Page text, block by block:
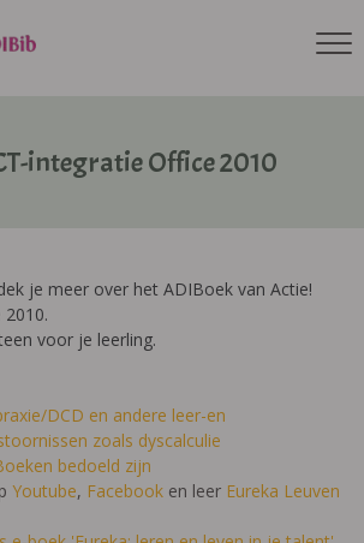
integratie Office 2010
je meer over het ADIBoek van Actie!
voor je leerling.
DCD en andere leer-en
zoals dyscalculie
bedoeld zijn
Youtube, Facebook en leer Eureka Leuven